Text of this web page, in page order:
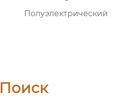
Полуэлектрический
Поиск